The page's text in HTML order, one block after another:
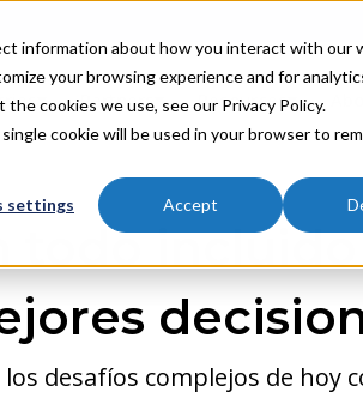
information about how you interact with our
your browsing experience and for
cookies we use, see our Privacy Policy.
cookie will be used in your browser to
settings Accept
Partners Resources
todo
desafíos complejos de hoy